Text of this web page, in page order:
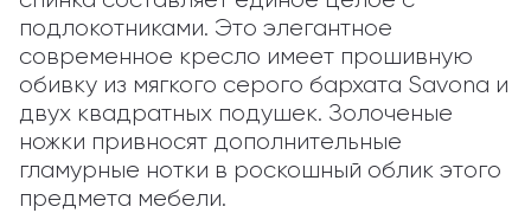
подлокотниками. Это элегантное
современное кресло имеет прошивную
обивку из мягкого серого бархата Savona и
двух квадратных подушек. Золоченые
ножки привносят дополнительные
гламурные нотки в роскошный облик этого
предмета мебели.